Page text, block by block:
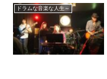
ドラムな音楽な人生～